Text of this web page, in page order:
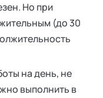
Но при
(до 30
на день, не
выполнить в